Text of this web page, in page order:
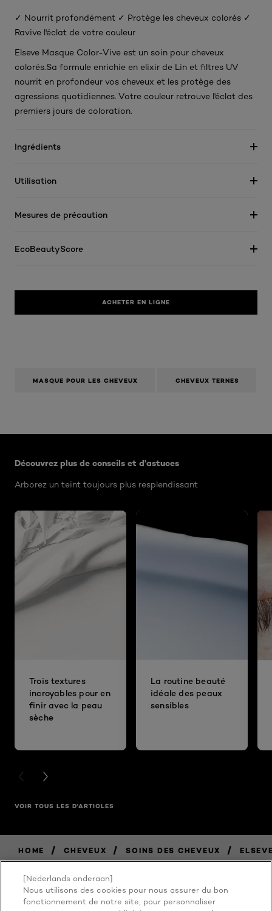
✓ Nourrit profondément ✓ Protège les cheveux colorés ✓
Ravive l'éclat de votre couleur
Elseve Masque Color-Vive est un soin pour cheveux
colorés.Sa formule enrichie en elixir de Lin et filtres UV
nourrit en profondeur vos cheveux et les protège des
agressions quotidiennes. Votre couleur retrouve l'éclat des
premiers jours de coloration.
Ingrédients
Utilisation
Mesures de précaution
EcoBeautyScore
ACHETER EN LIGNE
MASQUE POUR LES CHEVEUX CHEVEUX TERNES
Découvrez plus de conseils et d'astuces
Arborez un teint toujours plus resplendissant
Trois textures
incroyables pour en
finir avec la peau
sèche
La routine beauté
idéale des peaux
sensibles
PREVIOUS CARD
NEXT CARD
VOIR TOUS LES D'ARTICLES
HOME / CHEVEUX / SOINS DES CHEVEUX /
[Nederlands onderaan]
Nous utilisons des cookies pour nous assurer du bon
fonctionnement de notre site, pour personnaliser